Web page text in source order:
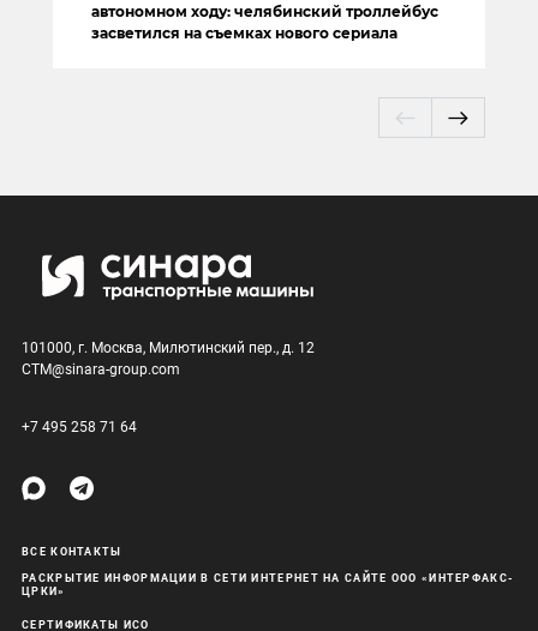
автономном ходу: челябинский троллейбус
засветился на съемках нового сериала
101000, г. Москва, Милютинский пер., д. 12
CTM@sinara-group.com
+7 495 258 71 64
ВСЕ КОНТАКТЫ
РАСКРЫТИЕ ИНФОРМАЦИИ В СЕТИ ИНТЕРНЕТ НА САЙТЕ ООО «ИНТЕРФАКС-
ЦРКИ»
СЕРТИФИКАТЫ ИСО